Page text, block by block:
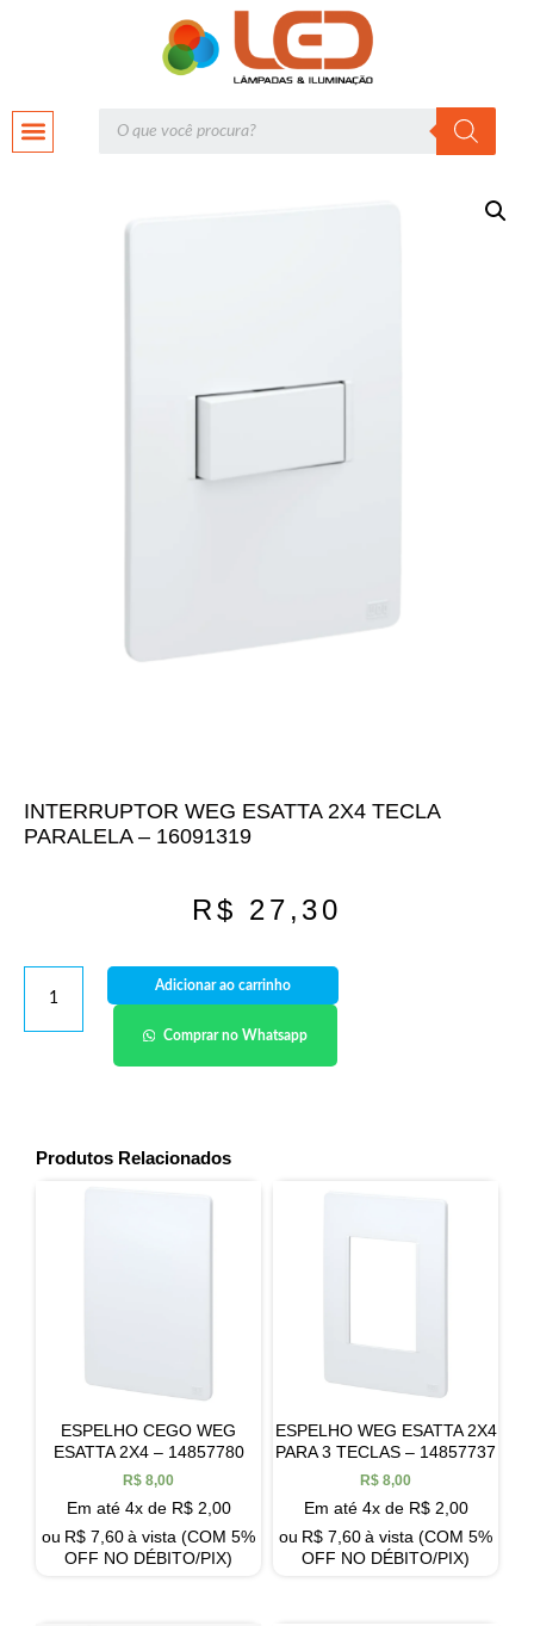
INTERRUPTOR WEG ESATTA 2X4 TECLA
PARALELA – 16091319
R$ 27,30
Adicionar ao carrinho
Comprar no Whatsapp
Produtos Relacionados
ESPELHO CEGO WEG
ESATTA 2X4 – 14857780
R$ 8,00
Em até 4x de R$2,00
ou R$ 7,60à vista (COM 5%
OFF NO DÉBITO/PIX)
ESPELHO WEG ESATTA 2X4
PARA 3 TECLAS – 14857737
R$ 8,00
Em até 4x de R$2,00
ou R$ 7,60à vista (COM 5%
OFF NO DÉBITO/PIX)